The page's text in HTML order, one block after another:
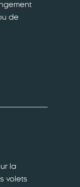
de
la
volets